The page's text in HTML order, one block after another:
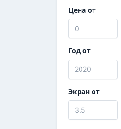
Цена от
Год от
Экран от